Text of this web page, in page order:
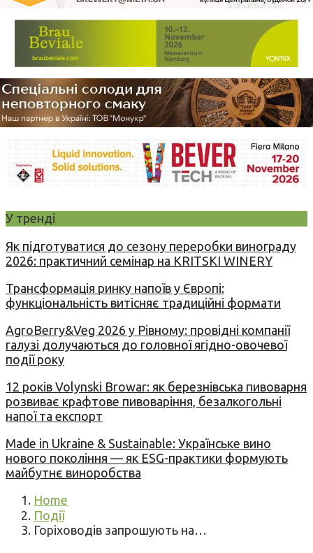
У тренді
Як підготуватися до сезону переробки винограду
2026: практичний семінар на KRITSKI WINERY
Трансформація ринку напоїв у Європі:
функціональність витісняє традиційні формати
AgroBerry&Veg 2026 у Рівному: провідні компанії
галузі долучаються до головної ягідно-овочевої
події року
12 років Volynski Browar: як березнівська пивоварня
розвиває крафтове пивоваріння, безалкогольні
напої та експорт
Made in Ukraine & Sustainable: Українське вино
нового покоління — як ESG-практики формують
майбутнє виноробства
Home
Події
Горіховодів запрошують на…